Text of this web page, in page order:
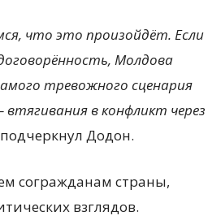
что это произойдёт. Если
Молдова
тревожного сценария
втягивания в конфликт через
Додон.
согражданам страны,
взглядов.